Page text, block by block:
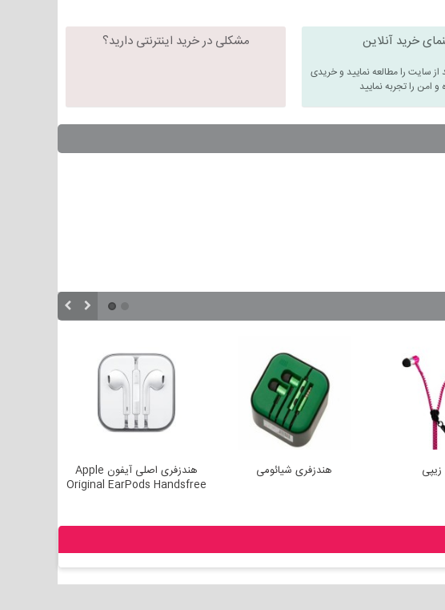
خرید آنلاین
از سایت را مطالعه نمایید و خریدی
و امن را تجربه نمایید
مشکلی در خرید اینترنتی دارید؟
هندزفری اصلی آیفون Apple
Original EarPods Handsfree
هندزفری شیائومی